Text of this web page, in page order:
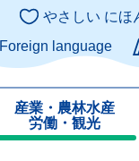
このペ
やさしい にほ
Foreign language
産業・農林水産
労働・観光